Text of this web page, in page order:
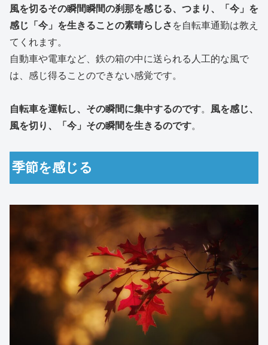
風を切るその瞬間瞬間の刹那を感じる、つまり、「今」を
感じ「今」を生きることの素晴らしさ を自転車通勤は教え
てくれます。
自動車や電車など、鉄の箱の中に送られる人工的な風で
は、感じ得ることのできない感覚です。
自転車を運転し、その瞬間に集中するのです。
風を感じ、
風を切り、「今」その瞬間を生きるのです。
季節を感じる